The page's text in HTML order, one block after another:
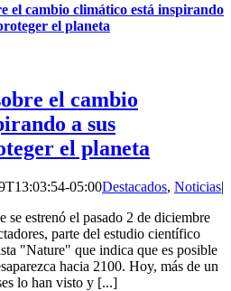
el cambio climático está inspirando
el planeta
el cambio
a sus
el planeta
05:00Destacados, Noticias|
estrenó el pasado 2 de diciembre
parte del estudio científico
"Nature" que indica que es posible
hacia 2100. Hoy, más de un
lo han visto y [...]